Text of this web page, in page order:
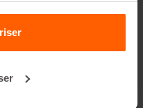
conçu à cet effet
4 000 tr/min.
béton.